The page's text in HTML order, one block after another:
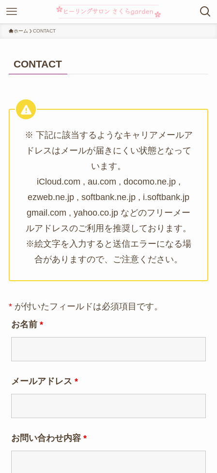
ホーム CONTACT
CONTACT
※ 下記に該当するようなキャリアメールア
ドレスはメールが届きにくい状態となって
います。
iCloud.com , au.com , docomo.ne.jp ,
ezweb.ne.jp , softbank.ne.jp , i.softbank.jp
gmail.com , yahoo.co.jp などのフリーメー
ルアドレスのご利用を推奨しております。
※絵文字を入力すると送信エラーになる場
合がありますので、ご注意ください。
*が付いたフィールドは必須項目です。
お名前 *
メールアドレス *
お問い合わせ内容 *